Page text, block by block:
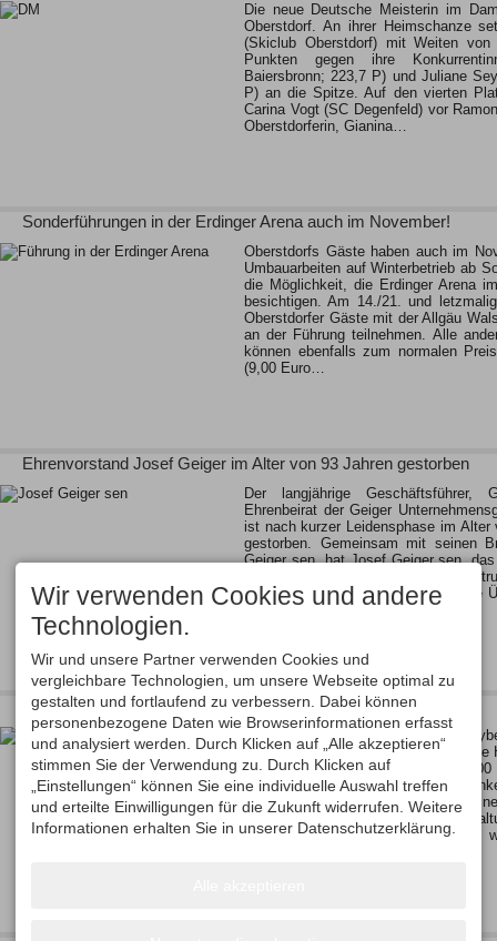
Die neue Deutsche Meisterin im
Oberstdorf. An ihrer Heimschanze
(Skiclub Oberstdorf) mit Weiten
Punkten gegen ihre
Baiersbronn; 223,7 P) und Juliane
P) an die Spitze. Auf den vierten
Carina Vogt (SC Degenfeld) vor
Oberstdorferin, Gianina…
Sonderführungen in der Erdinger Arena auch im November!
Oberstdorfs Gäste haben auch im
Umbauarbeiten auf Winterbetrieb ab
die Möglichkeit, die Erdinger Arena
besichtigen. Am 14./21. und
Oberstdorfer Gäste mit der Allgäu
an der Führung teilnehmen. Alle
können ebenfalls zum normalen
(9,00 Euro…
Ehrenvorstand Josef Geiger im Alter von 93 Jahren gestorben
Der langjährige Geschäftsführer,
Ehrenbeirat der Geiger
ist nach kurzer Leidensphase im
gestorben. Gemeinsam mit seinen
Geiger sen. hat Josef Geiger sen.
Generation aufgebaut, die heutige
maßgeblich mitgeprägt und auch die
an die dritte…
Oberstdorf-Team feiert Herbstfest
Großer Andrang herrschte in der
als das Oberstdorf-Team das
Motto "Herbstfest" kamen über
neben dem Helfergeschenk als
vergangenen Winter vor allem
genießen. Die Skisport- und
Oberstdorf ließen sich auch diesmal
Wir verwenden Cookies und andere
Technologien.
Wir und unsere Partner verwenden Cookies und
vergleichbare Technologien, um unsere Webseite optimal zu
gestalten und fortlaufend zu verbessern. Dabei können
personenbezogene Daten wie Browserinformationen erfasst
und analysiert werden. Durch Klicken auf „Alle akzeptieren“
stimmen Sie der Verwendung zu. Durch Klicken auf
„Einstellungen“ können Sie eine individuelle Auswahl treffen
und erteilte Einwilligungen für die Zukunft widerrufen. Weitere
Informationen erhalten Sie in unserer Datenschutzerklärung.